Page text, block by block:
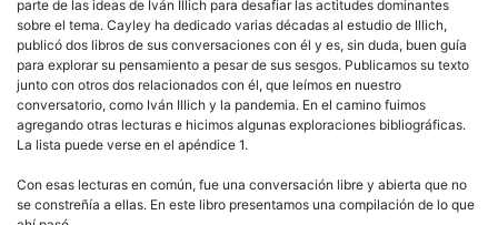
parte de las ideas de Iván Illich para desafiar las actitudes dominantes
sobre el tema. Cayley ha dedicado varias décadas al estudio de Illich,
publicó dos libros de sus conversaciones con él y es, sin duda, buen guía
para explorar su pensamiento a pesar de sus sesgos. Publicamos su texto
junto con otros dos relacionados con él, que leímos en nuestro
conversatorio, como Iván Illich y la pandemia. En el camino fuimos
agregando otras lecturas e hicimos algunas exploraciones bibliográficas.
La lista puede verse en el apéndice 1.
Con esas lecturas en común, fue una conversación libre y abierta que no
se constreñía a ellas. En este libro presentamos una compilación de lo que